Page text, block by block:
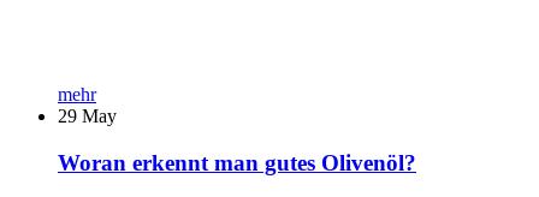
mehr
29 May
Woran erkennt man gutes Olivenöl?